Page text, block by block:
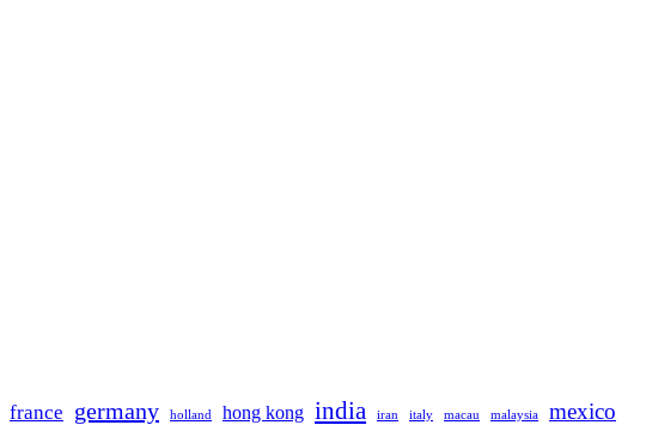
france germany holland hong kong india iran italy macau malaysia mexico